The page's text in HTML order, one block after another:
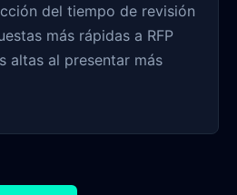
del tiempo de revisión
más rápidas a RFP
altas al presentar más